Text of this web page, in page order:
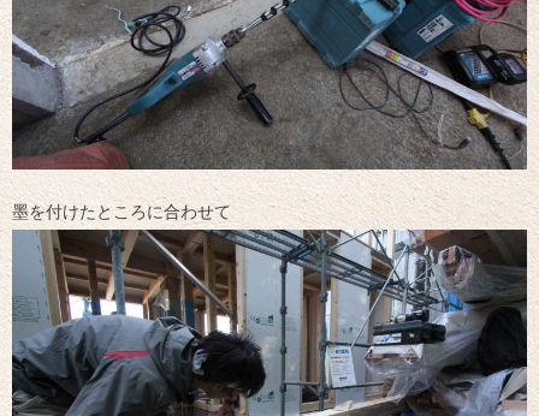
墨を付けたところに合わせて